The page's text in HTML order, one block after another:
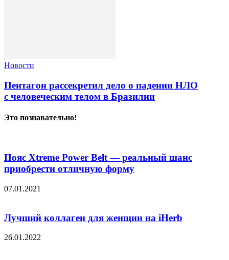
Новости
Пентагон рассекретил дело о падении НЛО
с человеческим телом в Бразилии
Это познавательно!
Пояс Xtreme Power Belt — реальный шанс
приобрести отличную форму
07.01.2021
Лучший коллаген для женщин на iHerb
26.01.2022